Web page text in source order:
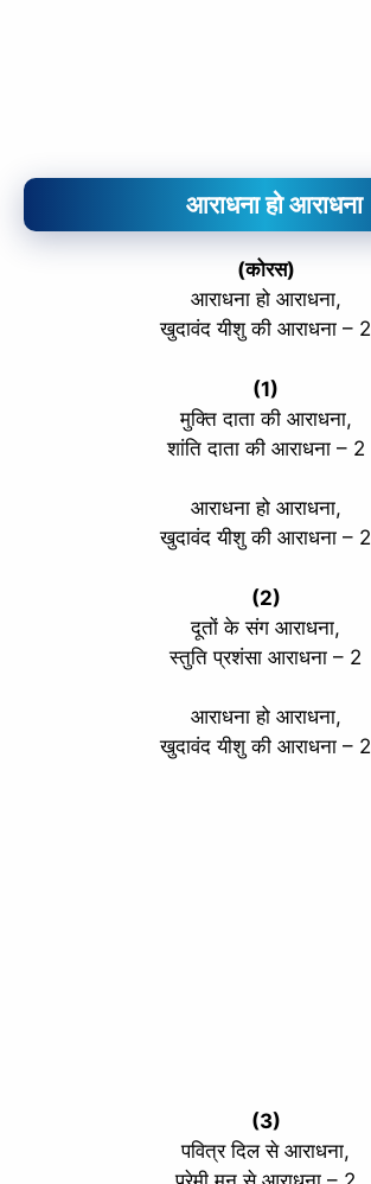
आराधना हो आराधना
(कोरस)
आराधना हो आराधना,
खुदावंद यीशु की आराधना – 2
(1)
मुक्ति दाता की आराधना,
शांति दाता की आराधना – 2
आराधना हो आराधना,
खुदावंद यीशु की आराधना – 2
(2)
दूतों के संग आराधना,
स्तुति प्रशंसा आराधना – 2
आराधना हो आराधना,
खुदावंद यीशु की आराधना – 2
(3)
पवित्र दिल से आराधना,